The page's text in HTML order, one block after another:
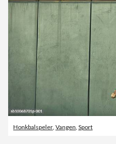
Honkbalspeler Vangen Sport